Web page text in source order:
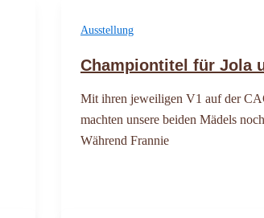
Ausstellung
Championtitel für Jola
Mit ihren jeweiligen V1 auf der
machten unsere beiden Mädels
Während Frannie